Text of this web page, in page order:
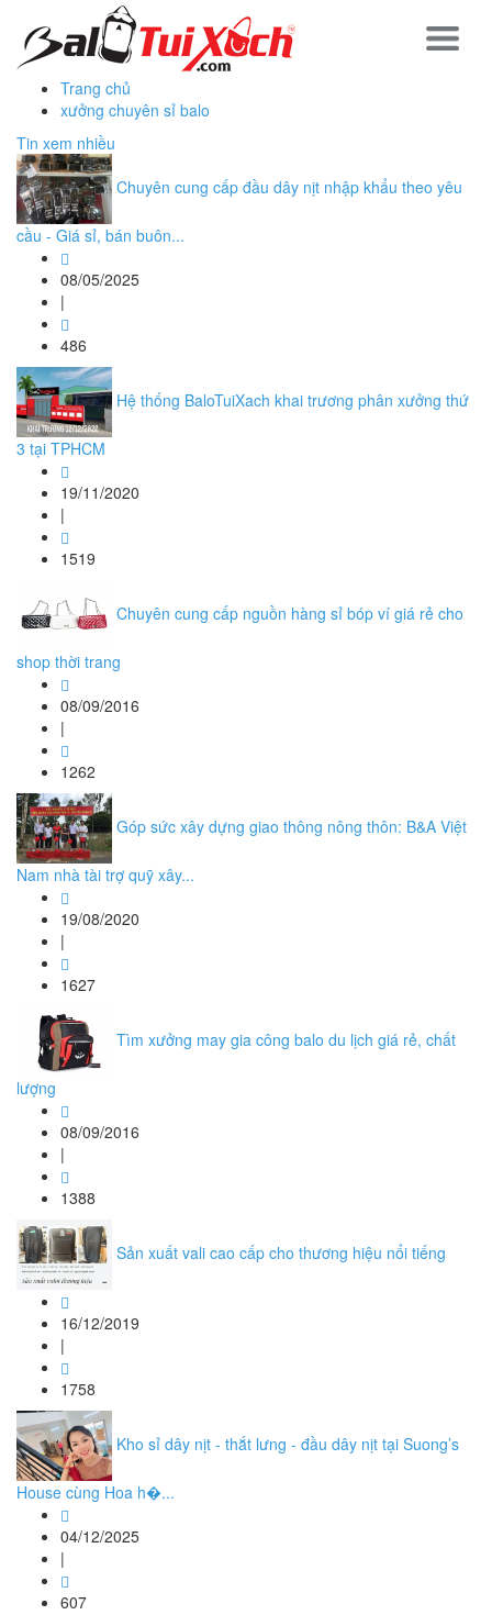
Trang chủ
xưởng chuyên sỉ balo
Tin xem nhiều
Chuyên cung cấp đầu dây nịt nhập khẩu theo yêu
cầu - Giá sỉ, bán buôn...
08/05/2025
|
486
Hệ thống BaloTuiXach khai trương phân xưởng thứ
3 tại TPHCM
19/11/2020
|
1519
Chuyên cung cấp nguồn hàng sỉ bóp ví giá rẻ cho
shop thời trang
08/09/2016
|
1262
Góp sức xây dựng giao thông nông thôn: B&A Việt
Nam nhà tài trợ quỹ xây...
19/08/2020
|
1627
Tìm xưởng may gia công balo du lịch giá rẻ, chất
lượng
08/09/2016
|
1388
Sản xuất vali cao cấp cho thương hiệu nổi tiếng
16/12/2019
|
1758
Kho sỉ dây nịt - thắt lưng - đầu dây nịt tại Suong’s
House cùng Hoa h�...
04/12/2025
|
607